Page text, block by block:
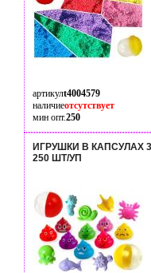
артикулt4004579
наличиеотсутствует
мин опт.250
ИГРУШКИ В КАПСУЛАХ
250 ШТ/УП